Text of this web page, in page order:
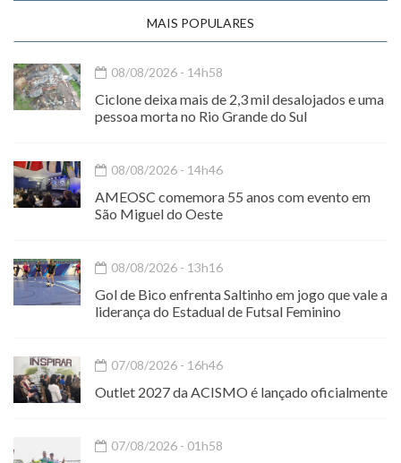
MAIS POPULARES
08/08/2026 - 14h58
Ciclone deixa mais de 2,3 mil desalojados e uma
pessoa morta no Rio Grande do Sul
08/08/2026 - 14h46
AMEOSC comemora 55 anos com evento em
São Miguel do Oeste
08/08/2026 - 13h16
Gol de Bico enfrenta Saltinho em jogo que vale a
liderança do Estadual de Futsal Feminino
07/08/2026 - 16h46
Outlet 2027 da ACISMO é lançado oficialmente
07/08/2026 - 01h58